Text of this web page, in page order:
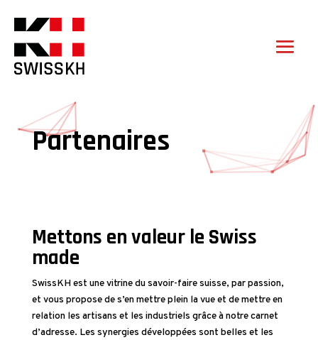
Partenaires
Mettons en valeur le Swiss
made
SwissKH est une vitrine du savoir-faire suisse, par passion,
et vous propose de s’en mettre plein la vue et de mettre en
relation les artisans et les industriels grâce à notre carnet
d’adresse. Les synergies développées sont belles et les